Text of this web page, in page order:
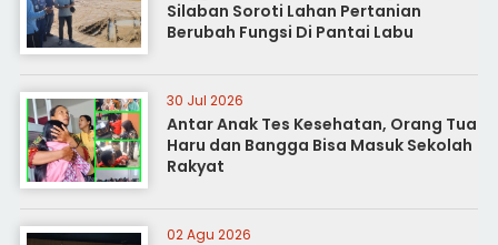
Silaban Soroti Lahan Pertanian
Berubah Fungsi Di Pantai Labu
30 Jul 2026
Antar Anak Tes Kesehatan, Orang Tua
Haru dan Bangga Bisa Masuk Sekolah
Rakyat
02 Agu 2026